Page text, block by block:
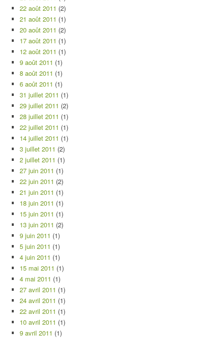
22 août 2011 (2)
21 août 2011 (1)
20 août 2011 (2)
17 août 2011 (1)
12 août 2011 (1)
9 août 2011 (1)
8 août 2011 (1)
6 août 2011 (1)
31 juillet 2011 (1)
29 juillet 2011 (2)
28 juillet 2011 (1)
22 juillet 2011 (1)
14 juillet 2011 (1)
3 juillet 2011 (2)
2 juillet 2011 (1)
27 juin 2011 (1)
22 juin 2011 (2)
21 juin 2011 (1)
18 juin 2011 (1)
15 juin 2011 (1)
13 juin 2011 (2)
9 juin 2011 (1)
5 juin 2011 (1)
4 juin 2011 (1)
15 mai 2011 (1)
4 mai 2011 (1)
27 avril 2011 (1)
24 avril 2011 (1)
22 avril 2011 (1)
10 avril 2011 (1)
9 avril 2011 (1)